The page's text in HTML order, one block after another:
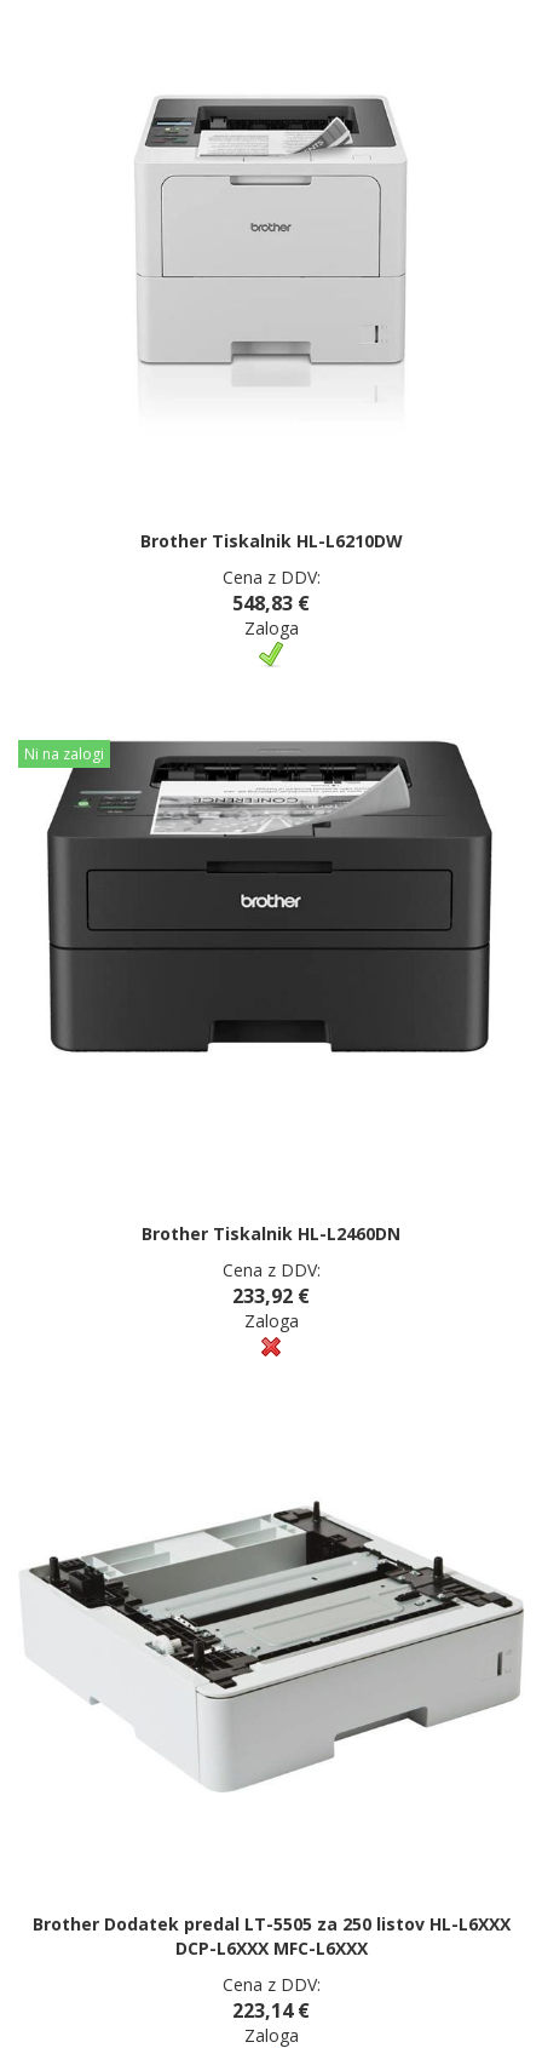
Brother Tiskalnik HL-L6210DW
Cena z DDV:
548,83 €
Zaloga
Ni na zalogi
Brother Tiskalnik HL-L2460DN
Cena z DDV:
233,92 €
Zaloga
Brother Dodatek predal LT-5505 za 250 listov HL-L6XXX
DCP-L6XXX MFC-L6XXX
Cena z DDV:
223,14 €
Zaloga